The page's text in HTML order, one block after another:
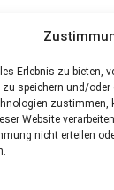
Erlebnis zu bieten,
speichern und/
Website
nicht erteilen